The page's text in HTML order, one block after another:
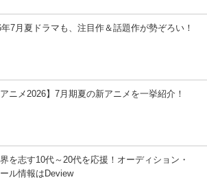
7月夏ドラマも、注目作＆話題作が勢ぞろい！
アニメ2026】7月期夏の新アニメを一挙紹介！
を志す10代～20代を応援！オーディション・
ル情報はDeview